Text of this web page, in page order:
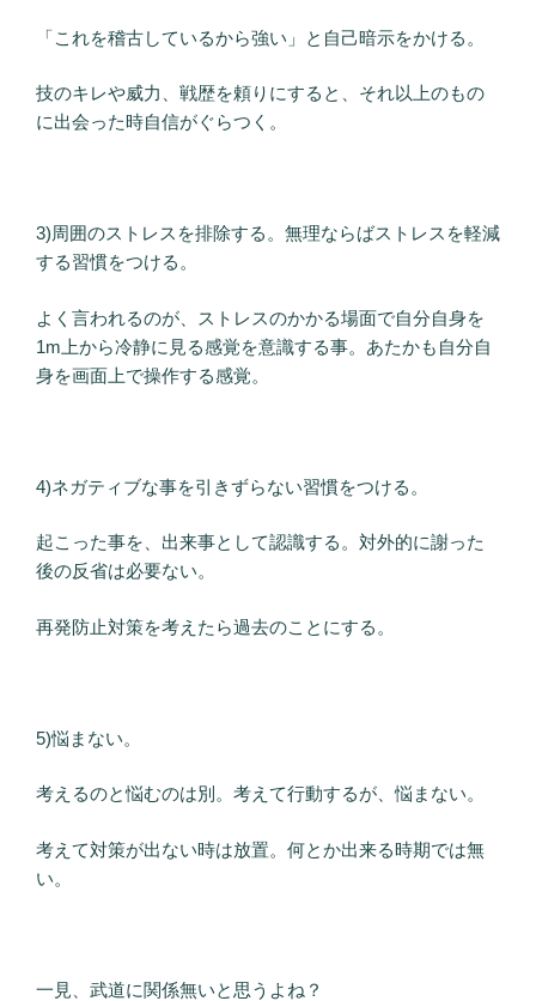
「これを稽古しているから強い」と自己暗示をかける。
技のキレや威力、戦歴を頼りにすると、それ以上のもの
に出会った時自信がぐらつく。
3)周囲のストレスを排除する。無理ならばストレスを軽減
する習慣をつける。
よく言われるのが、ストレスのかかる場面で自分自身を
1m上から冷静に見る感覚を意識する事。あたかも自分自
身を画面上で操作する感覚。
4)ネガティブな事を引きずらない習慣をつける。
起こった事を、出来事として認識する。対外的に謝った
後の反省は必要ない。
再発防止対策を考えたら過去のことにする。
5)悩まない。
考えるのと悩むのは別。考えて行動するが、悩まない。
考えて対策が出ない時は放置。何とか出来る時期では無
い。
一見、武道に関係無いと思うよね？